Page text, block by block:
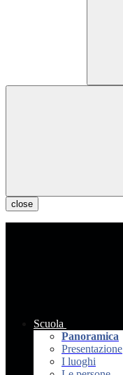
close
Scuola
Panoramica
Presentazione
I luoghi